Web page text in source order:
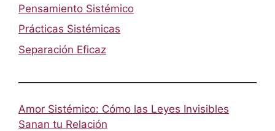
Pensamiento Sistémico
Prácticas Sistémicas
Separación Eficaz
Amor Sistémico: Cómo las Leyes Invisibles
Sanan tu Relación